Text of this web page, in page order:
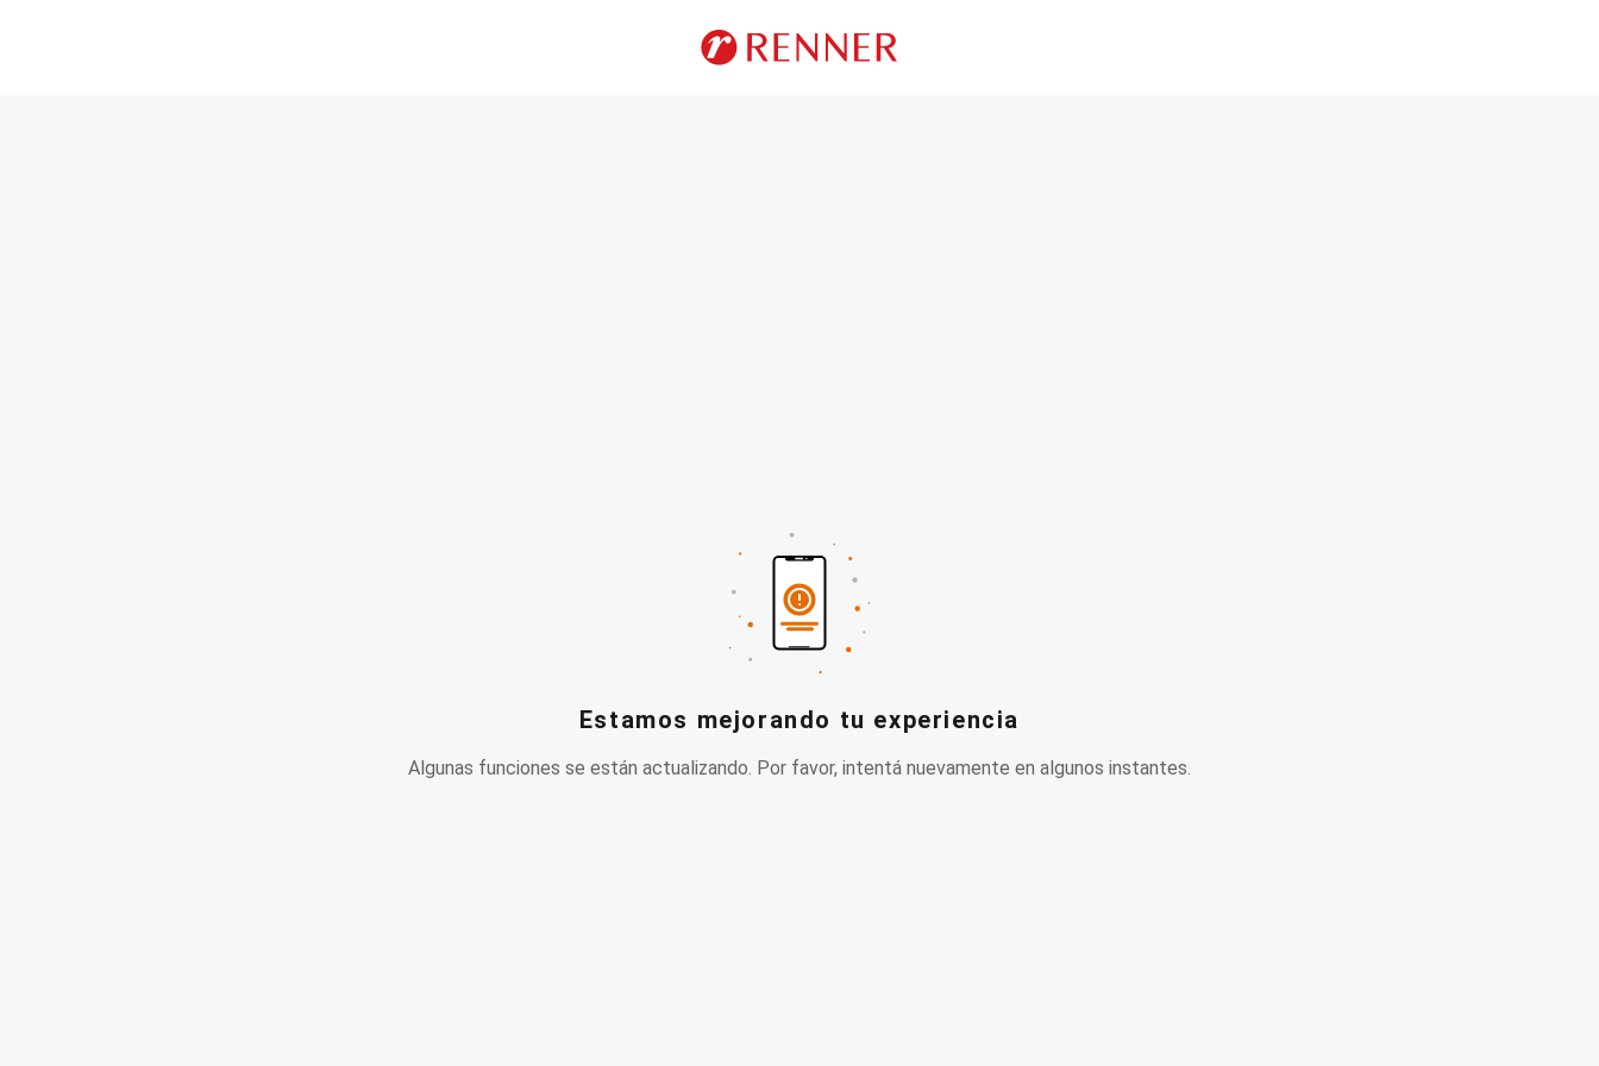
Estamos mejorando tu experiencia
Algunas funciones se están actualizando. Por favor, intentá nuevamente en algunos instantes.